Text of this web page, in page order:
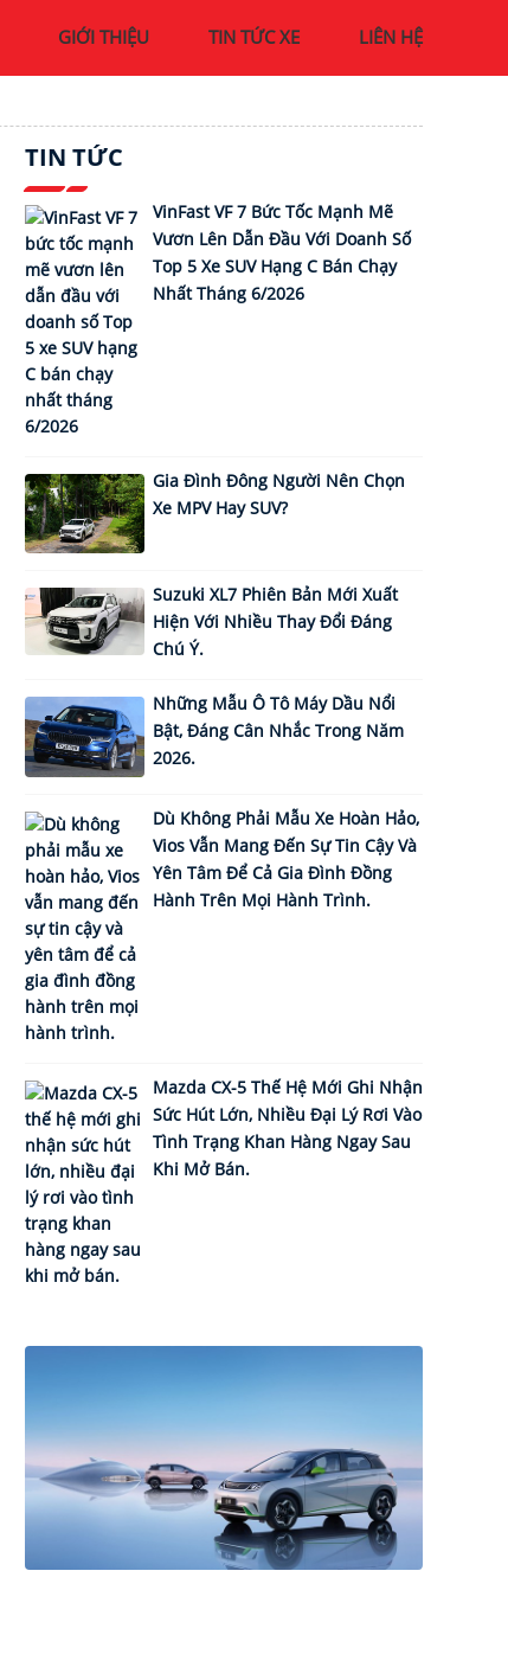
GIỚI THIỆU TIN TỨC XE LIÊN HỆ
TIN TỨC
VinFast VF 7 Bức Tốc Mạnh Mẽ
Vươn Lên Dẫn Đầu Với Doanh Số
Top 5 Xe SUV Hạng C Bán Chạy
Nhất Tháng 6/2026
Gia Đình Đông Người Nên Chọn
Xe MPV Hay SUV?
Suzuki XL7 Phiên Bản Mới Xuất
Hiện Với Nhiều Thay Đổi Đáng
Chú Ý.
Những Mẫu Ô Tô Máy Dầu Nổi
Bật, Đáng Cân Nhắc Trong Năm
2026.
Dù Không Phải Mẫu Xe Hoàn Hảo,
Vios Vẫn Mang Đến Sự Tin Cậy Và
Yên Tâm Để Cả Gia Đình Đồng
Hành Trên Mọi Hành Trình.
Mazda CX-5 Thế Hệ Mới Ghi Nhận
Sức Hút Lớn, Nhiều Đại Lý Rơi Vào
Tình Trạng Khan Hàng Ngay Sau
Khi Mở Bán.